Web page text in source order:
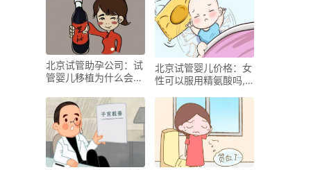
北京试管助孕公司：试
管婴儿移植为什么会宫
的原因
北京试管婴儿价格：女
性可以服用精氨酸吗,
有哪些